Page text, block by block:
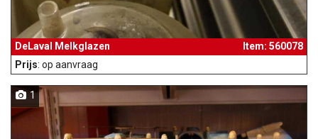
DeLaval Melkglazen
Item: 560078
Prijs: op aanvraag
1